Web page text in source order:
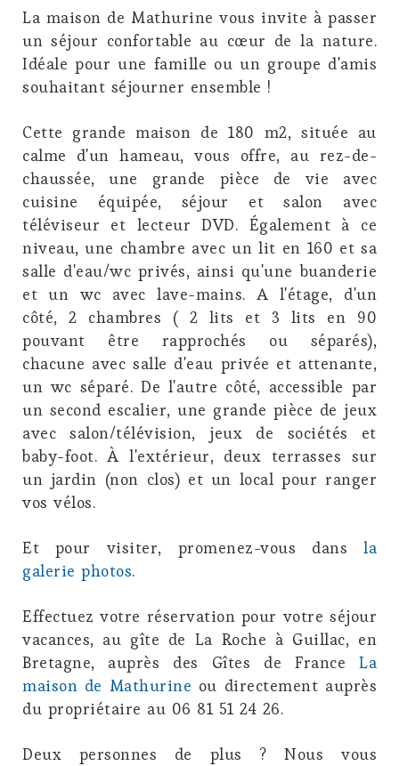
La maison de Mathurine vous invite à passer
un séjour confortable au cœur de la nature.
Idéale pour une famille ou un groupe d'amis
souhaitant séjourner ensemble !
Cette grande maison de 180 m2, située au
calme d'un hameau, vous offre, au rez-de-
chaussée, une grande pièce de vie avec
cuisine équipée, séjour et salon avec
téléviseur et lecteur DVD. Également à ce
niveau, une chambre avec un lit en 160 et sa
salle d'eau/wc privés, ainsi qu'une buanderie
et un wc avec lave-mains. A l'étage, d'un
côté, 2 chambres ( 2 lits et 3 lits en 90
pouvant être rapprochés ou séparés),
chacune avec salle d'eau privée et attenante,
un wc séparé. De l'autre côté, accessible par
un second escalier, une grande pièce de jeux
avec salon/télévision, jeux de sociétés et
baby-foot. À l'extérieur, deux terrasses sur
un jardin (non clos) et un local pour ranger
vos vélos.
Et pour visiter, promenez-vous dans la
galerie photos.
Effectuez votre réservation pour votre séjour
vacances, au gîte de La Roche à Guillac, en
Bretagne, auprès des Gîtes de France La
maison de Mathurine ou directement auprès
du propriétaire au 06 81 51 24 26.
Deux personnes de plus ? Nous vous